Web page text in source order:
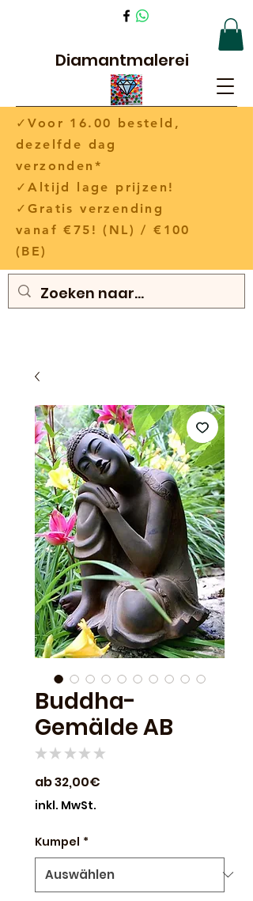
Diamantmalerei
✓Voor 16.00 besteld,
dezelfde dag
verzonden*
✓Altijd lage prijzen!
✓Gratis verzending
vanaf €75! (NL) / €100
(BE)
Buddha-
Gemälde AB
★ ★ ★ ★ ★
ab32,00€
inkl. MwSt.
Kumpel *